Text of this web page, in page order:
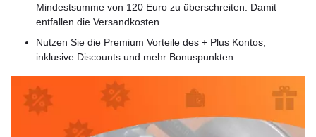
Mindestsumme von 120 Euro zu überschreiten. Damit
entfallen die Versandkosten.
Nutzen Sie die Premium Vorteile des + Plus Kontos,
inklusive Discounts und mehr Bonuspunkten.